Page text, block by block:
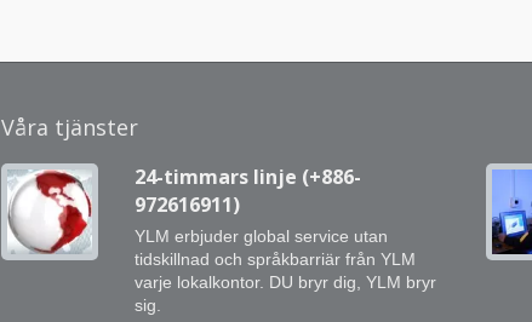
Våra tjänster
24-timmars linje (+886-
972616911)
YLM erbjuder global service utan
tidskillnad och språkbarriär från YLM
varje lokalkontor. DU bryr dig, YLM bryr
sig.